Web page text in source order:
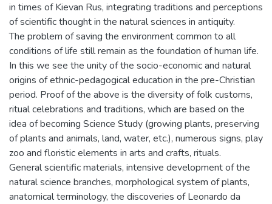
in times of Kievan Rus, integrating traditions and perceptions
of scientific thought in the natural sciences in antiquity.
The problem of saving the environment common to all
conditions of life still remain as the foundation of human life.
In this we see the unity of the socio-economic and natural
origins of ethnic-pedagogical education in the pre-Christian
period. Proof of the above is the diversity of folk customs,
ritual celebrations and traditions, which are based on the
idea of becoming Science Study (growing plants, preserving
of plants and animals, land, water, etc.), numerous signs, play
zoo and floristic elements in arts and crafts, rituals.
General scientific materials, intensive development of the
natural science branches, morphological system of plants,
anatomical terminology, the discoveries of Leonardo da